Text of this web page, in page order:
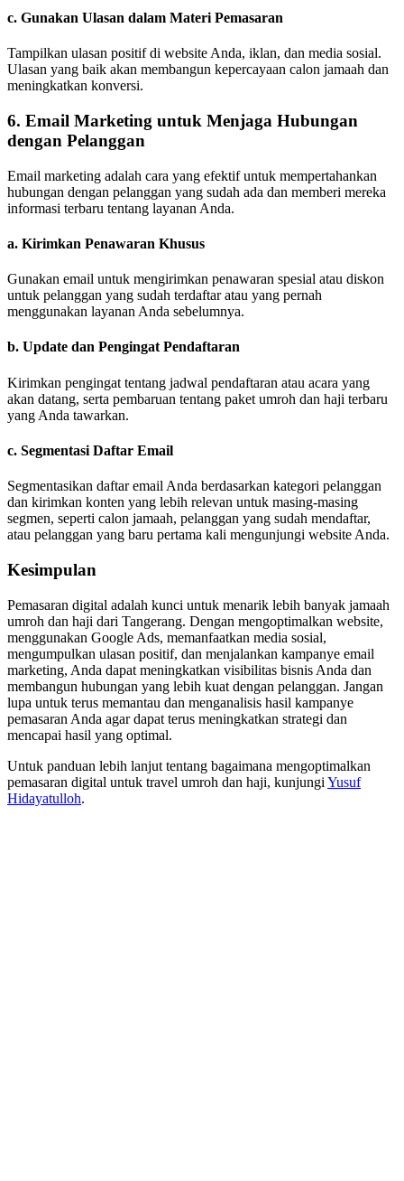
c. Gunakan Ulasan dalam Materi Pemasaran
Tampilkan ulasan positif di website Anda, iklan, dan media sosial.
Ulasan yang baik akan membangun kepercayaan calon jamaah dan
meningkatkan konversi.
6. Email Marketing untuk Menjaga Hubungan
dengan Pelanggan
Email marketing adalah cara yang efektif untuk mempertahankan
hubungan dengan pelanggan yang sudah ada dan memberi mereka
informasi terbaru tentang layanan Anda.
a. Kirimkan Penawaran Khusus
Gunakan email untuk mengirimkan penawaran spesial atau diskon
untuk pelanggan yang sudah terdaftar atau yang pernah
menggunakan layanan Anda sebelumnya.
b. Update dan Pengingat Pendaftaran
Kirimkan pengingat tentang jadwal pendaftaran atau acara yang
akan datang, serta pembaruan tentang paket umroh dan haji terbaru
yang Anda tawarkan.
c. Segmentasi Daftar Email
Segmentasikan daftar email Anda berdasarkan kategori pelanggan
dan kirimkan konten yang lebih relevan untuk masing-masing
segmen, seperti calon jamaah, pelanggan yang sudah mendaftar,
atau pelanggan yang baru pertama kali mengunjungi website Anda.
Kesimpulan
Pemasaran digital adalah kunci untuk menarik lebih banyak jamaah
umroh dan haji dari Tangerang. Dengan mengoptimalkan website,
menggunakan Google Ads, memanfaatkan media sosial,
mengumpulkan ulasan positif, dan menjalankan kampanye email
marketing, Anda dapat meningkatkan visibilitas bisnis Anda dan
membangun hubungan yang lebih kuat dengan pelanggan. Jangan
lupa untuk terus memantau dan menganalisis hasil kampanye
pemasaran Anda agar dapat terus meningkatkan strategi dan
mencapai hasil yang optimal.
Untuk panduan lebih lanjut tentang bagaimana mengoptimalkan
pemasaran digital untuk travel umroh dan haji, kunjungi Yusuf
Hidayatulloh.